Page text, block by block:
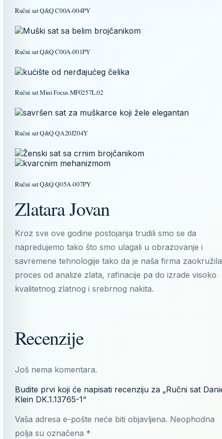
Ručni sat Q&Q C00A-004PY
Ručni sat Q&Q C00A-001PY
Ručni sat Mini Focus MF0257L.02
Ručni sat Q&Q QA20J204Y
Ručni sat Q&Q Q05A-007PY
Zlatara Jovan
Kroz sve ove godine postojanja trudili smo se da
napredujemo tako što smo ulagali u obrazovanje i
savremene tehnologije tako da je naša firma zaokružila
proces od analize zlata, rafinacije pa do izrade visoko
kvalitetnog zlatnog i srebrnog nakita.
Recenzije
Još nema komentara.
Budite prvi koji će napisati recenziju za „Ručni sat
Klein DK.1.13765-1“
Vaša adresa e-pošte neće biti objavljena. Neophodna
polja su označena *